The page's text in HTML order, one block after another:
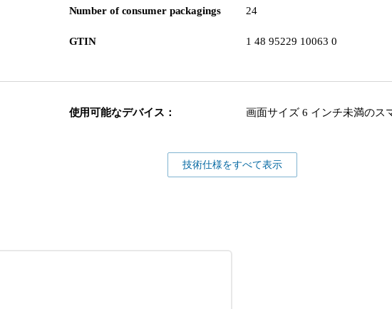
Number of consumer packagings 24
GTIN 1 48 95229 10063 0
使用可能なデバイス： 画面サイズ 6 インチ未満のス
技術仕様をすべて表示